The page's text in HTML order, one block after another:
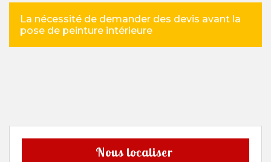
La nécessité de demander des devis avant la
pose de peinture intérieure
Nous localiser